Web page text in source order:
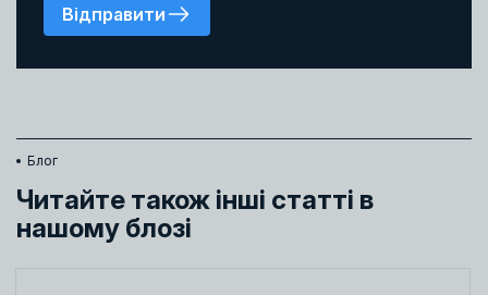
Відправити
Блог
Читайте також інші статті в
нашому блозі